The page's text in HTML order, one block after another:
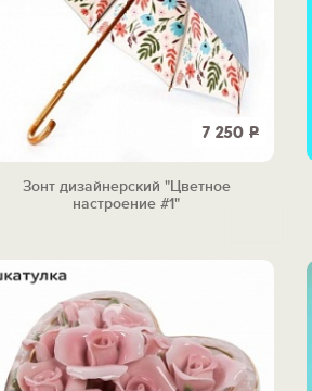
7 250 Р
Зонт дизайнерский "Цветное
настроение #1"